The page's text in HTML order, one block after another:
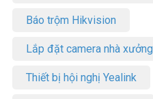
Báo trộm Hikvision
Lắp đặt camera nhà xưởng
Thiết bị hội nghị Yealink